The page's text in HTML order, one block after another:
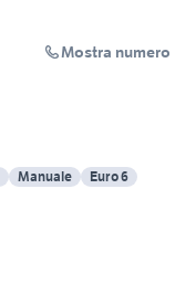
Mostra numero
Manuale Euro 6